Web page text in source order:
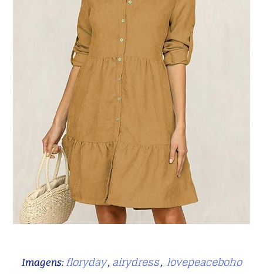
Imagens:floryday, airydress, lovepeaceboho